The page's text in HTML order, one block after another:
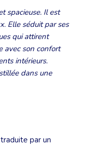
spacieuse. Il est
Elle séduit par ses
qui attirent
avec son confort
intérieurs.
dans une
par un